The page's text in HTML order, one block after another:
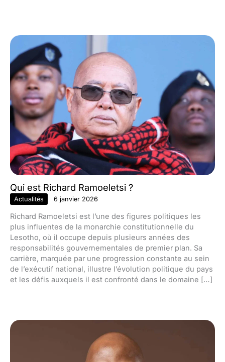
Qui est Richard Ramoeletsi ?
Actualités 6 janvier 2026
Richard Ramoeletsi est l’une des figures politiques les
plus influentes de la monarchie constitutionnelle du
Lesotho, où il occupe depuis plusieurs années des
responsabilités gouvernementales de premier plan. Sa
carrière, marquée par une progression constante au sein
de l’exécutif national, illustre l’évolution politique du pays
et les défis auxquels il est confronté dans le domaine […]